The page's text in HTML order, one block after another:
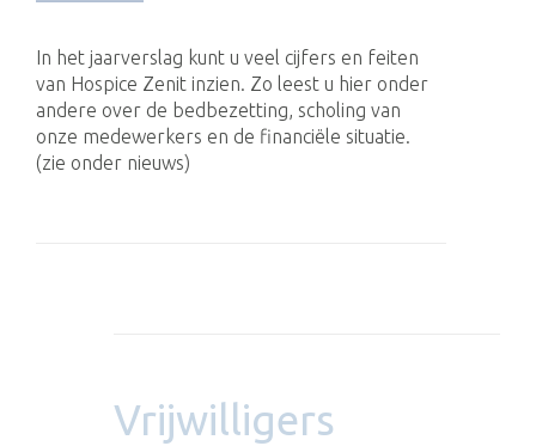
In het jaarverslag kunt u veel cijfers en feiten
van Hospice Zenit inzien. Zo leest u hier onder
andere over de bedbezetting, scholing van
onze medewerkers en de financiële situatie.
(zie onder nieuws)
Vrijwilligers